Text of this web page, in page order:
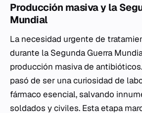
Producción masiva y la
Mundial
La necesidad urgente de
durante la Segunda Guerra
producción masiva de
pasó de ser una curiosidad de
fármaco esencial, salvando
soldados y civiles. Esta etapa